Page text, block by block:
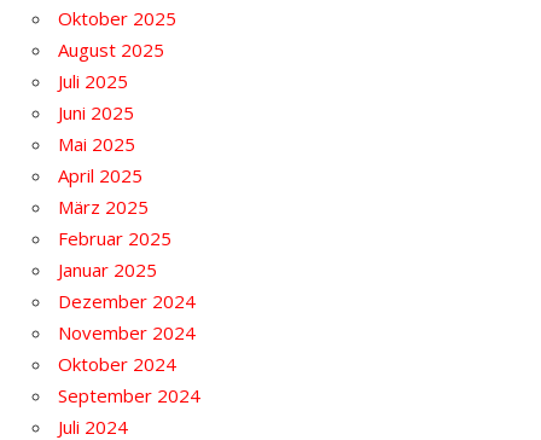
Oktober 2025
August 2025
Juli 2025
Juni 2025
Mai 2025
April 2025
März 2025
Februar 2025
Januar 2025
Dezember 2024
November 2024
Oktober 2024
September 2024
Juli 2024